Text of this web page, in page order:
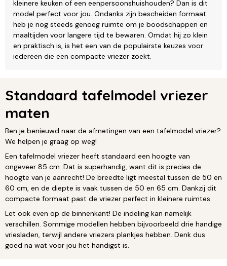
kleinere keuken of een eenpersoonshuishouden? Dan is dit
model perfect voor jou. Ondanks zijn bescheiden formaat
heb je nog steeds genoeg ruimte om je boodschappen en
maaltijden voor langere tijd te bewaren. Omdat hij zo klein
en praktisch is, is het een van de populairste keuzes voor
iedereen die een compacte vriezer zoekt.
Standaard tafelmodel vriezer
maten
Ben je benieuwd naar de afmetingen van een tafelmodel vriezer?
We helpen je graag op weg!
Een tafelmodel vriezer heeft standaard een hoogte van
ongeveer 85 cm. Dat is superhandig, want dit is precies de
hoogte van je aanrecht! De breedte ligt meestal tussen de 50 en
60 cm, en de diepte is vaak tussen de 50 en 65 cm. Dankzij dit
compacte formaat past de vriezer perfect in kleinere ruimtes.
Let ook even op de binnenkant! De indeling kan namelijk
verschillen. Sommige modellen hebben bijvoorbeeld drie handige
vriesladen, terwijl andere vriezers plankjes hebben. Denk dus
goed na wat voor jou het handigst is.